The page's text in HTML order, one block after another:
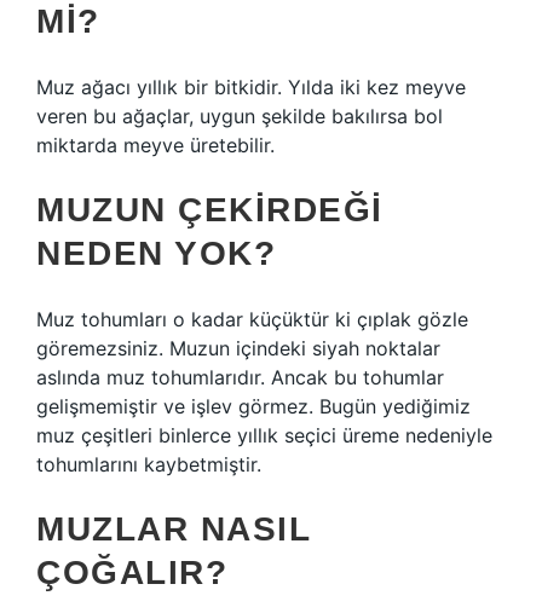
MI?
Muz ağacı yıllık bir bitkidir. Yılda iki kez meyve
veren bu ağaçlar, uygun şekilde bakılırsa bol
miktarda meyve üretebilir.
MUZUN ÇEKIRDEĞI
NEDEN YOK?
Muz tohumları o kadar küçüktür ki çıplak gözle
göremezsiniz. Muzun içindeki siyah noktalar
aslında muz tohumlarıdır. Ancak bu tohumlar
gelişmemiştir ve işlev görmez. Bugün yediğimiz
muz çeşitleri binlerce yıllık seçici üreme nedeniyle
tohumlarını kaybetmiştir.
MUZLAR NASIL
ÇOĞALIR?